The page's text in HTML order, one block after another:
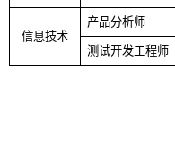
信息技术
产品分析师
测试开发工程师